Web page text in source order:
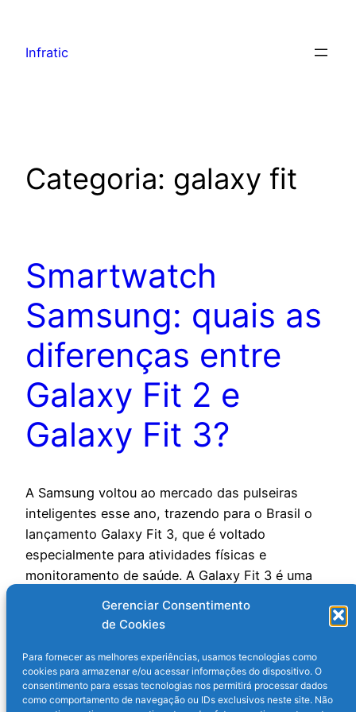
Gerenciar Consentimento
de Cookies
Para fornecer as melhores experiências, usamos tecnologias como
cookies para armazenar e/ou acessar informações do dispositivo. O
consentimento para essas tecnologias nos permitirá processar dados
como comportamento de navegação ou IDs exclusivos neste site. Não
Infratic
Categoria: galaxy fit
Smartwatch
Samsung: quais as
diferenças entre
Galaxy Fit 2 e
Galaxy Fit 3?
A Samsung voltou ao mercado das pulseiras
inteligentes esse ano, trazendo para o Brasil o
lançamento Galaxy Fit 3, que é voltado
especialmente para atividades físicas e
monitoramento de saúde. A Galaxy Fit 3 é uma
do que os relógios inteligentes Galaxy Watch da
30 de setembro de 2024